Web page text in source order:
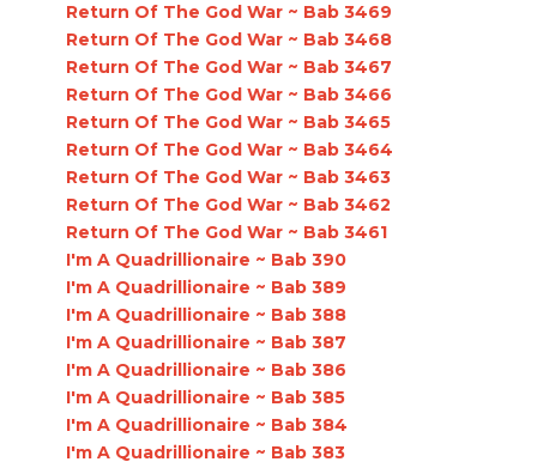
Return Of The God War ~ Bab 3469
Return Of The God War ~ Bab 3468
Return Of The God War ~ Bab 3467
Return Of The God War ~ Bab 3466
Return Of The God War ~ Bab 3465
Return Of The God War ~ Bab 3464
Return Of The God War ~ Bab 3463
Return Of The God War ~ Bab 3462
Return Of The God War ~ Bab 3461
I'm A Quadrillionaire ~ Bab 390
I'm A Quadrillionaire ~ Bab 389
I'm A Quadrillionaire ~ Bab 388
I'm A Quadrillionaire ~ Bab 387
I'm A Quadrillionaire ~ Bab 386
I'm A Quadrillionaire ~ Bab 385
I'm A Quadrillionaire ~ Bab 384
I'm A Quadrillionaire ~ Bab 383